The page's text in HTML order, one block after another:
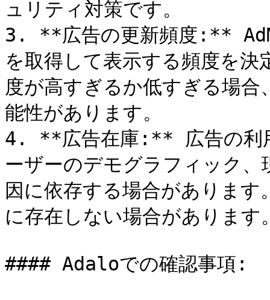
ュリティ対策です。
3. **広告の更新頻度:**
を取得して表示する頻度を
度が高すぎるか低すぎる場
能性があります。
4. **広告在庫:** 広告の利
ーザーのデモグラフィック
因に依存する場合がありま
に存在しない場合があります
#### Adaloでの確認事項: